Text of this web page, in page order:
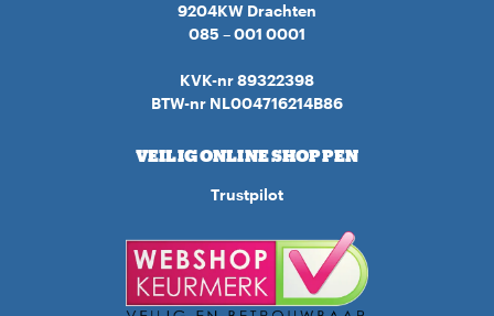
9204KW Drachten
085 – 001 0001
KVK-nr 89322398
BTW-nr NL004716214B86
VEILIG ONLINE SHOPPEN
Trustpilot